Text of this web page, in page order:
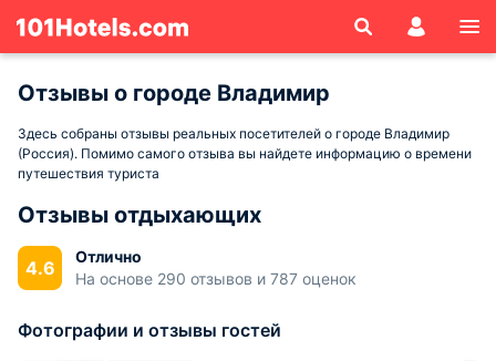
Отзывы о городе Владимир
Здесь собраны отзывы реальных посетителей о городе Владимир
(Россия). Помимо самого отзыва вы найдете информацию о времени
путешествия туриста
Отзывы отдыхающих
4.6
Отлично
На основе 290 отзывов и 787 оценок
Фотографии и отзывы гостей